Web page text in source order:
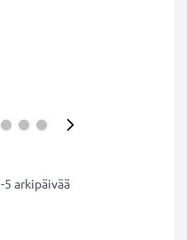
arkipäivää